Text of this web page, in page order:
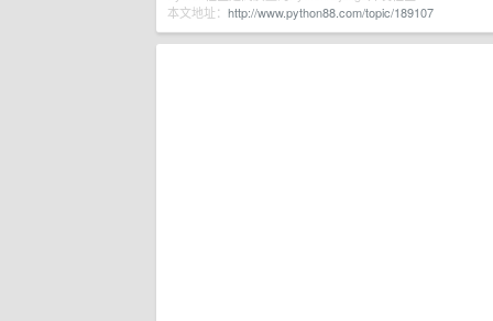
本文地址： http://www.python88.com/topic/189107